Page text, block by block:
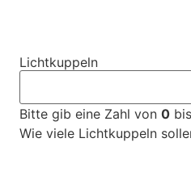
Lichtkuppeln
Bitte gib eine Zahl von 0 bis
Wie viele Lichtkuppeln